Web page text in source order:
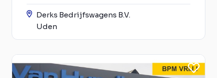
Derks Bedrijfswagens B.V.
Uden